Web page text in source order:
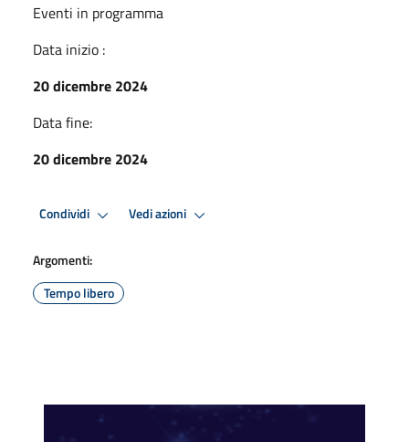
Eventi in programma
Data inizio :
20 dicembre 2024
Data fine:
20 dicembre 2024
Condividi Vedi azioni
Argomenti:
Tempo libero